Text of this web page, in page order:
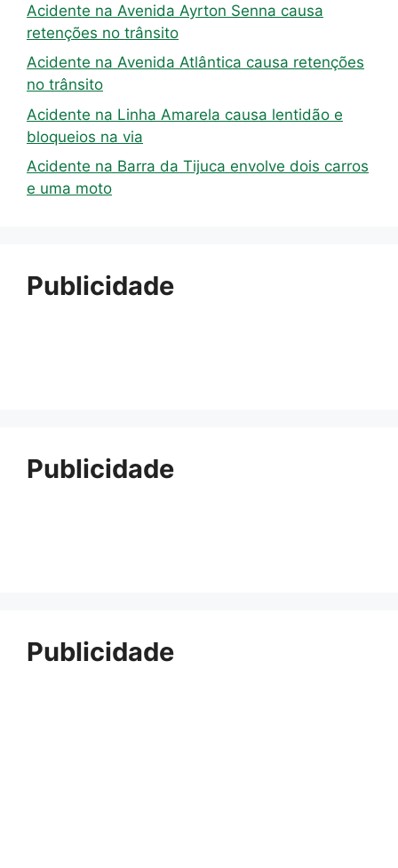
Acidente na Avenida Ayrton Senna causa
retenções no trânsito
Acidente na Avenida Atlântica causa retenções
no trânsito
Acidente na Linha Amarela causa lentidão e
bloqueios na via
Acidente na Barra da Tijuca envolve dois carros
e uma moto
Publicidade
Publicidade
Publicidade